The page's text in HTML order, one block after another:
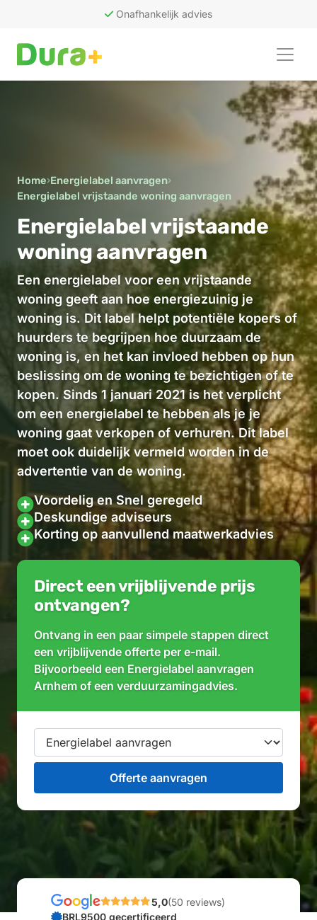
Onafhankelijk advies50
Home›Energielabel aanvragen›
Energielabel vrijstaande woning aanvragen
Energielabel vrijstaande
woning aanvragen
Een energielabel voor een vrijstaande
woning geeft aan hoe energiezuinig je
woning is. Dit label helpt potentiële kopers of
huurders te begrijpen hoe duurzaam de
woning is, en het kan invloed hebben op hun
beslissing om de woning te bezichtigen of te
kopen. Sinds 1 januari 2021 is het verplicht
om een energielabel te hebben als je je
woning gaat verkopen of verhuren. Dit label
moet ook duidelijk vermeld worden in de
advertentie van de woning.
Voordelig en Snel geregeld
Deskundige adviseurs
Korting op aanvullend maatwerkadvies
Direct een vrijblijvende prijs
ontvangen?
Ontvang in een paar simpele stappen direct
een vrijblijvende offerte per e-mail.
Bijvoorbeeld een Energielabel aanvragen
Arnhem of een verduurzamingadvies.
5,0(50 reviews)
BRL9500 gecertificeerd